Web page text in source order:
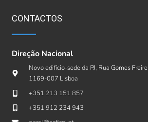
CONTACTOS
Direção Nacional
Novo edifício-sede da PJ, Rua Gomes Freire
1169-007 Lisboa
+351 213 151 857
+351 912 234 943